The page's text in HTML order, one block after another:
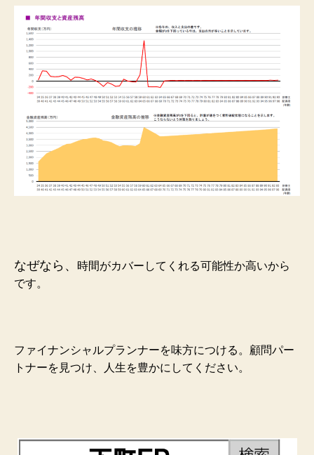
なぜなら、
時間がカバーしてくれる可能性か高いから
です。
ファイナンシャルプランナーを味方につける。顧問パー
トナーを見つけ、人生を豊かにしてください。